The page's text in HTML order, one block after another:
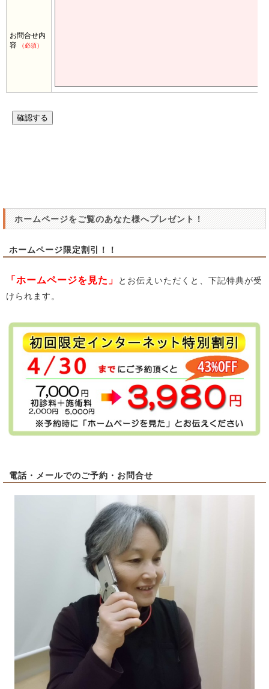
ホームページをご覧のあなた様へプレゼント！
ホームページ限定割引！！
「ホームページを見た」
とお伝えいただくと、下記特典が受
けられます。
電話・メールでのご予約・お問合せ